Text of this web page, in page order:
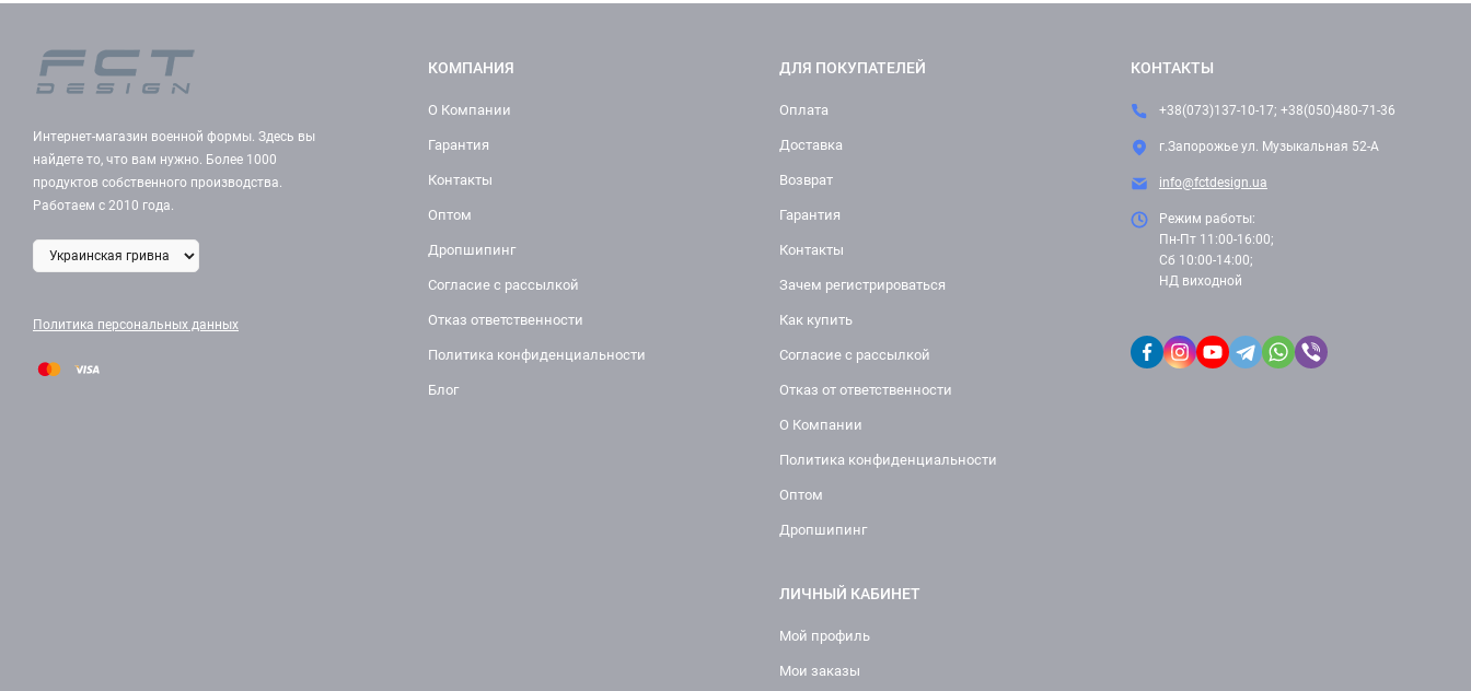
Интернет-магазин военной формы. Здесь вы
найдете то, что вам нужно. Более 1000
продуктов собственного производства.
Работаем с 2010 года.
Политика персональных данных
КОМПАНИЯ
О Компании
Гарантия
Контакты
Оптом
Дропшипинг
Согласие с рассылкой
Отказ ответственности
Политика конфиденциальности
Блог
ДЛЯ ПОКУПАТЕЛЕЙ
Оплата
Доставка
Возврат
Гарантия
Контакты
Зачем регистрироваться
Как купить
Согласие с рассылкой
Отказ от ответственности
О Компании
Политика конфиденциальности
Оптом
Дропшипинг
ЛИЧНЫЙ КАБИНЕТ
Мой профиль
Мои заказы
КОНТАКТЫ
+38(073)137-10-17; +38(050)480-71-36
г.Запорожье ул. Музыкальная 52-А
info@fctdesign.ua
Режим работы:
Пн-Пт 11:00-16:00;
Сб 10:00-14:00;
НД виходной